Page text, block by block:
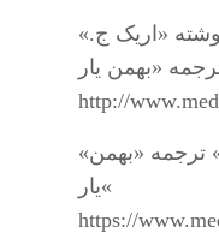
«ارزش و خوبی در جهان بیخدا» نوشته «اریک ج.
http://
«جهان بیخدا» نوشته «دیوید مایلز» ترجمه «بهمن
یار«
https://